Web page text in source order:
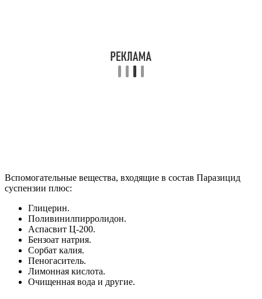
Вспомогательные вещества, входящие в состав Паразицид
суспензии плюс:
Глицерин.
Поливинилпирролидон.
Аспасвит Ц-200.
Бензоат натрия.
Сорбат калия.
Пеногаситель.
Лимонная кислота.
Очищенная вода и другие.